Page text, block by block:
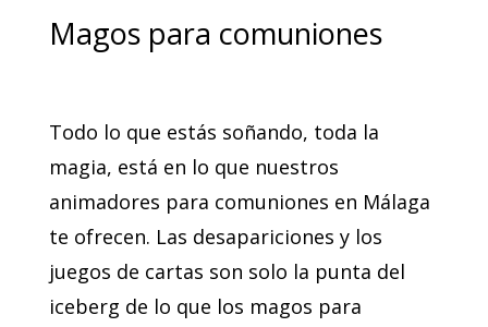
Magos para comuniones
Todo lo que estás soñando, toda la
magia, está en lo que nuestros
animadores para comuniones en Málaga
te ofrecen. Las desapariciones y los
juegos de cartas son solo la punta del
iceberg de lo que los magos para